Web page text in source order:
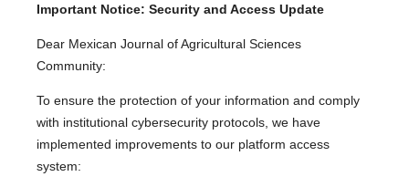
Important Notice: Security and Access Update
Dear Mexican Journal of Agricultural Sciences
Community:
To ensure the protection of your information and comply
with institutional cybersecurity protocols, we have
implemented improvements to our platform access
system: